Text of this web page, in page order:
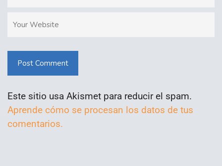
Post Comment
Este sitio usa Akismet para reducir el spam.
Aprende cómo se procesan los datos de tus
comentarios.